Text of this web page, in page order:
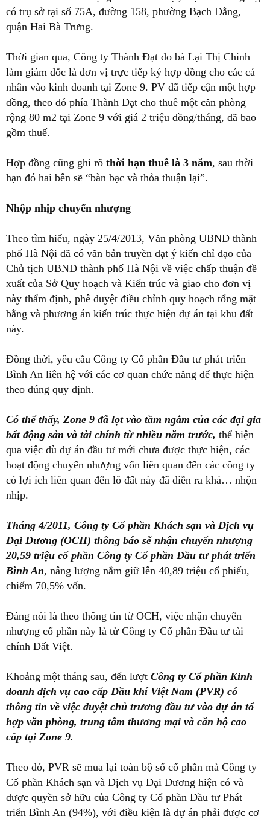
có trụ sở tại số 75A, đường 158, phường Bạch Đằng,
quận Hai Bà Trưng.
Thời gian qua, Công ty Thành Đạt do bà Lại Thị Chinh
làm giám đốc là đơn vị trực tiếp ký hợp đồng cho các cá
nhân vào kinh doanh tại Zone 9. PV đã tiếp cận một hợp
đồng, theo đó phía Thành Đạt cho thuê một căn phòng
rộng 80 m2 tại Zone 9 với giá 2 triệu đồng/tháng, đã bao
gồm thuế.
Hợp đồng cũng ghi rõ thời hạn thuê là 3 năm, sau thời
hạn đó hai bên sẽ “bàn bạc và thỏa thuận lại”.
Nhộp nhịp chuyển nhượng
Theo tìm hiểu, ngày 25/4/2013, Văn phòng UBND thành
phố Hà Nội đã có văn bản truyền đạt ý kiến chỉ đạo của
Chủ tịch UBND thành phố Hà Nội về việc chấp thuận đề
xuất của Sở Quy hoạch và Kiến trúc và giao cho đơn vị
này thẩm định, phê duyệt điều chỉnh quy hoạch tổng mặt
bằng và phương án kiến trúc thực hiện dự án tại khu đất
này.
Đồng thời, yêu cầu Công ty Cổ phần Đầu tư phát triển
Bình An liên hệ với các cơ quan chức năng để thực hiện
theo đúng quy định.
Có thể thấy, Zone 9 đã lọt vào tầm ngắm của các đại gia
bất động sản và tài chính từ nhiều năm trước, thể hiện
qua việc dù dự án đầu tư mới chưa được thực hiện, các
hoạt động chuyển nhượng vốn liên quan đến các công ty
có lợi ích liên quan đến lô đất này đã diễn ra khá… nhộn
nhịp.
Tháng 4/2011, Công ty Cổ phần Khách sạn và Dịch vụ
Đại Dương (OCH) thông báo sẽ nhận chuyển nhượng
20,59 triệu cổ phần Công ty Cổ phần Đầu tư phát triển
Bình An, nâng lượng nắm giữ lên 40,89 triệu cổ phiếu,
chiếm 70,5% vốn.
Đáng nói là theo thông tin từ OCH, việc nhận chuyển
nhượng cổ phần này là từ Công ty Cổ phần Đầu tư tài
chính Đất Việt.
Khoảng một tháng sau, đến lượt Công ty Cổ phần Kinh
doanh dịch vụ cao cấp Dầu khí Việt Nam (PVR) có
thông tin về việc duyệt chủ trương đầu tư vào dự án tổ
hợp văn phòng, trung tâm thương mại và căn hộ cao
cấp tại Zone 9.
Theo đó, PVR sẽ mua lại toàn bộ số cổ phần mà Công ty
Cổ phần Khách sạn và Dịch vụ Đại Dương hiện có và
được quyền sở hữu của Công ty Cổ phần Đầu tư Phát
triển Bình An (94%), với điều kiện là dự án phải được cơ